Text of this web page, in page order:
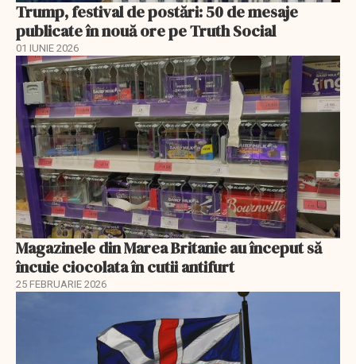
Trump, festival de postări: 50 de mesaje
publicate în nouă ore pe Truth Social
01 IUNIE 2026
Magazinele din Marea Britanie au început să
încuie ciocolata în cutii antifurt
25 FEBRUARIE 2026